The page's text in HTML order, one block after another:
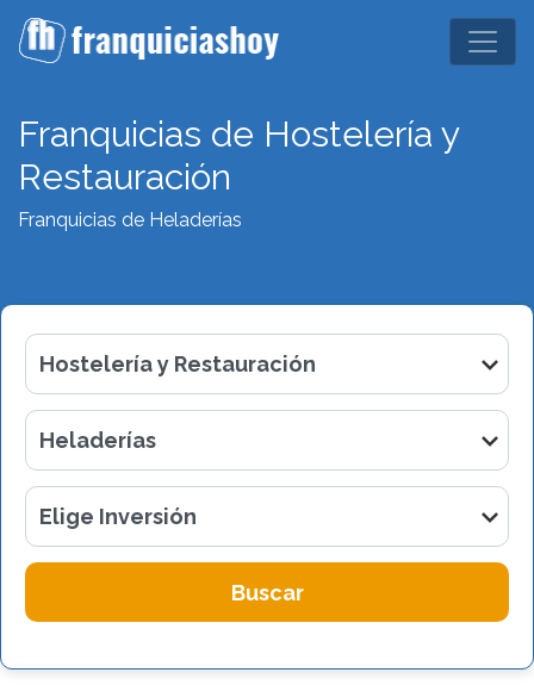
Franquicias de Hostelería y
Restauración
Franquicias de Heladerías
Buscar